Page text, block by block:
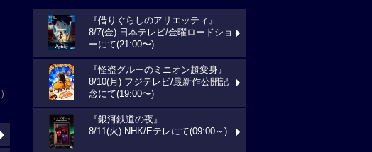
）
『借りぐらしのアリエッティ』
8/7(金) 日本テレビ/金曜ロードショ
ーにて(21:00〜)
『怪盗グルーのミニオン超変身』
8/10(月) フジテレビ/最新作公開記
念にて(19:00〜)
『銀河鉄道の夜』
8/11(火) NHK/Eテレにて(09:00～)